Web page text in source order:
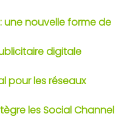
une nouvelle forme de
digitale
pour les réseaux
les Social Channel